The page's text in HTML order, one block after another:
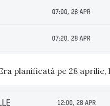
planificată pe 28 aprilie,